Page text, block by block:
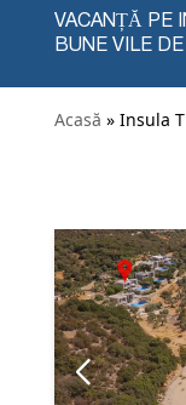
VACANȚĂ PE
BUNE VILE
Acasă » Insula